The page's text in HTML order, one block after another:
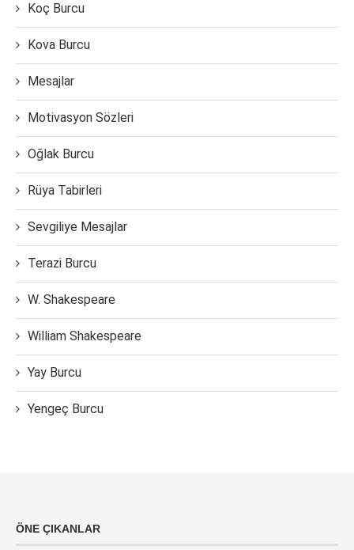
Koç Burcu
Kova Burcu
Mesajlar
Motivasyon Sözleri
Oğlak Burcu
Rüya Tabirleri
Sevgiliye Mesajlar
Terazi Burcu
W. Shakespeare
William Shakespeare
Yay Burcu
Yengeç Burcu
ÖNE ÇIKANLAR